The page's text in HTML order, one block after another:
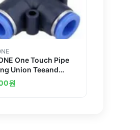
One Touch Pipe
Union Teeand
원